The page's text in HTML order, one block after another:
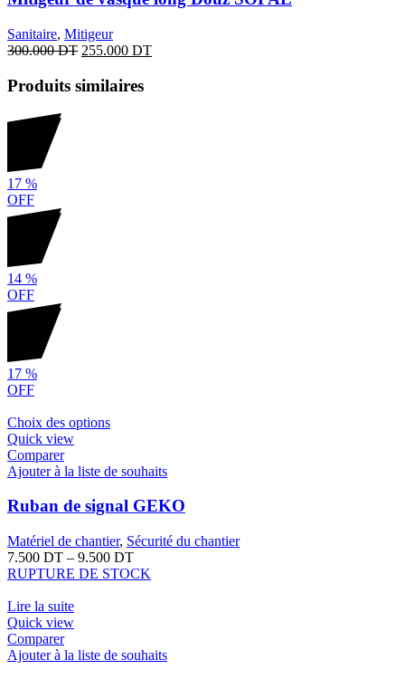
Sanitaire, Mitigeur
300.000DT 255.000 DT
Produits similaires
17 %
OFF
14 %
OFF
17 %
OFF
Choix des options
Quick view
Comparer
Ajouter à la liste de souhaits
Ruban de signal GEKO
Matériel de chantier, Sécurité du chantier
7.500 DT – 9.500 DT
RUPTURE DE STOCK
Lire la suite
Quick view
Comparer
Ajouter à la liste de souhaits